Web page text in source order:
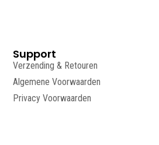
Support
Verzending & Retouren
Algemene Voorwaarden
Privacy Voorwaarden